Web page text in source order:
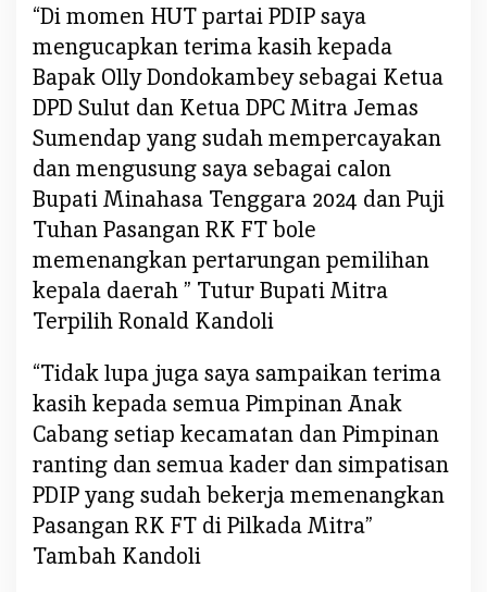
“Di momen HUT partai PDIP saya
mengucapkan terima kasih kepada
Bapak Olly Dondokambey sebagai Ketua
DPD Sulut dan Ketua DPC Mitra Jemas
Sumendap yang sudah mempercayakan
dan mengusung saya sebagai calon
Bupati Minahasa Tenggara 2024 dan Puji
Tuhan Pasangan RK FT bole
memenangkan pertarungan pemilihan
kepala daerah ” Tutur Bupati Mitra
Terpilih Ronald Kandoli
“Tidak lupa juga saya sampaikan terima
kasih kepada semua Pimpinan Anak
Cabang setiap kecamatan dan Pimpinan
ranting dan semua kader dan simpatisan
PDIP yang sudah bekerja memenangkan
Pasangan RK FT di Pilkada Mitra”
Tambah Kandoli